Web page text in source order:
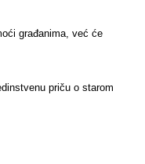
građanima, već će
priču o starom